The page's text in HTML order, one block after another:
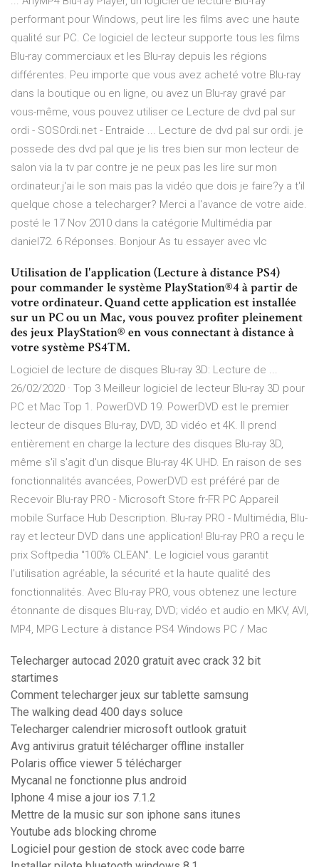
performant pour Windows, peut lire les films avec une haute
qualité sur PC. Ce logiciel de lecteur supporte tous les films
Blu-ray commerciaux et les Blu-ray depuis les régions
différentes. Peu importe que vous avez acheté votre Blu-ray
dans la boutique ou en ligne, ou avez un Blu-ray gravé par
vous-même, vous pouvez utiliser ce Lecture de dvd pal sur
ordi - SOSOrdi.net - Entraide ... Lecture de dvd pal sur ordi. je
possede des dvd pal que je lis tres bien sur mon lecteur de
salon via la tv par contre je ne peux pas les lire sur mon
ordinateur.j'ai le son mais pas la vidéo que dois je faire?y a t'il
quelque chose a telecharger? Merci a l'avance de votre aide.
posté le 17 Nov 2010 dans la catégorie Multimédia par
daniel72. 6 Réponses. Bonjour As tu essayer avec vlc
Utilisation de l'application (Lecture à distance PS4)
pour commander le système PlayStation®4 à partir de
votre ordinateur. Quand cette application est installée
sur un PC ou un Mac, vous pouvez profiter pleinement
des jeux PlayStation® en vous connectant à distance à
votre système PS4™.
Logiciel de lecture de disques Blu-ray 3D: Lecture de ...
26/02/2020 · Top 3 Meilleur logiciel de lecteur Blu-ray 3D pour
PC et Mac Top 1. PowerDVD 19. PowerDVD est le premier
lecteur de disques Blu-ray, DVD, 3D vidéo et 4K. Il prend
entièrement en charge la lecture des disques Blu-ray 3D,
même s'il s'agit d'un disque Blu-ray 4K UHD. En raison de ses
fonctionnalités avancées, PowerDVD est préféré par de
Recevoir Blu-ray PRO - Microsoft Store fr-FR PC Appareil
mobile Surface Hub Description. Blu-ray PRO - Multimédia, Blu-
ray et lecteur DVD dans une application! Blu-ray PRO a reçu le
prix Softpedia "100% CLEAN". Le logiciel vous garantit
l'utilisation agréable, la sécurité et la haute qualité des
fonctionnalités. Avec Blu-ray PRO, vous obtenez une lecture
étonnante de disques Blu-ray, DVD; vidéo et audio en MKV, AVI,
MP4, MPG Lecture à distance PS4 Windows PC / Mac
Telecharger autocad 2020 gratuit avec crack 32 bit
startimes
Comment telecharger jeux sur tablette samsung
The walking dead 400 days soluce
Telecharger calendrier microsoft outlook gratuit
Avg antivirus gratuit télécharger offline installer
Polaris office viewer 5 télécharger
Mycanal ne fonctionne plus android
Iphone 4 mise a jour ios 7.1.2
Mettre de la music sur son iphone sans itunes
Youtube ads blocking chrome
Logiciel pour gestion de stock avec code barre